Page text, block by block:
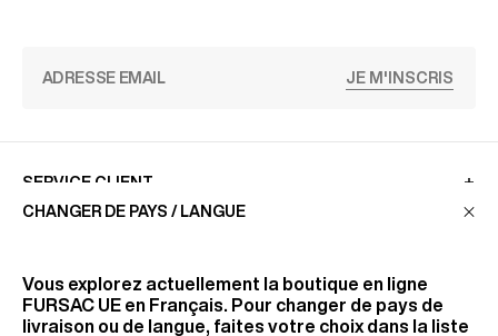
JE M'INSCRIS
SERVICE CLIENT
CHANGER DE PAYS / LANGUE
Vous explorez actuellement la boutique en ligne
FURSAC UE en Français. Pour changer de pays de
livraison ou de langue, faites votre choix dans la liste